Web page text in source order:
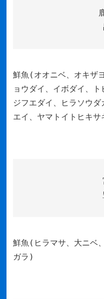
鮮魚(オオニベ、オキザ
ョウダイ、イボダイ、
ジフエダイ、ヒラソウ
エイ、ヤマトイトヒキサ
鮮魚(ヒラマサ、大ニベ
ガラ)